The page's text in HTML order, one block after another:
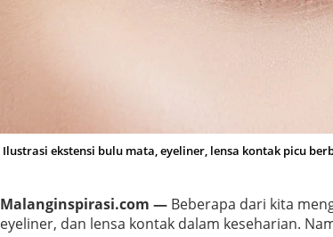
e
a
P
Ilustrasi ekstensi bulu mata, eyeliner, lensa kontak picu
Malanginspirasi.com —Beberapa dari kita
eyeliner, dan lensa kontak dalam keseharian.